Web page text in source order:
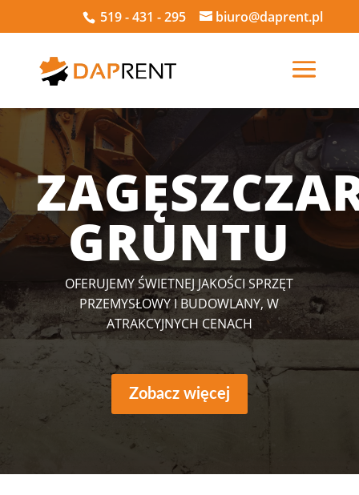
519 - 431 - 295 biuro@daprent.pl
GRUNTU
OFERUJEMY ŚWIETNEJ JAKOŚCI SPRZĘT
PRZEMYSŁOWY I BUDOWLANY, W
ATRAKCYJNYCH CENACH
Zobacz więcej